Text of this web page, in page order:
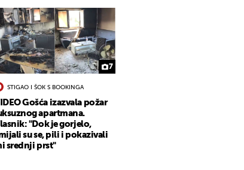
7
STIGAO I ŠOK S BOOKINGA
Gošća izazvala požar
apartmana.
"Dok je gorjelo,
su se, pili i pokazivali
srednji prst"